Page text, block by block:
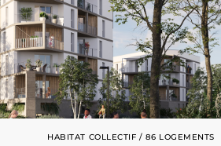
HABITAT COLLECTIF / 86 LOGEMENTS